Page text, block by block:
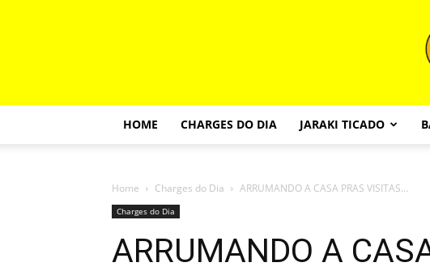
HOME CHARGES DO DIA JARAKI TICADO
Home Charges do Dia ARRUMANDO A CASA PRAS VISITAS…
Charges do Dia
ARRUMANDO A